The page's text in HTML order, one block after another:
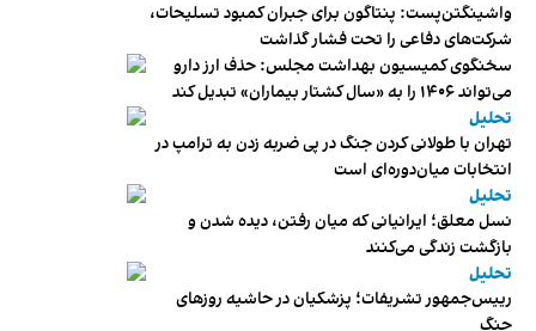
واشینگتن‌پست: پنتاگون برای جبران کمبود تسلیحات،
شرکت‌های دفاعی را تحت فشار گذاشت
سخنگوی کمیسیون بهداشت مجلس: حذف ارز دارو
می‌تواند ۱۴۰۶ را به «سال کشتار بیماران» تبدیل کند
تحلیل
تهران با طولانی کردن جنگ در پی ضربه زدن به ترامپ در
انتخابات میان‌دوره‌ای است
تحلیل
نسل معلق؛ ایرانیانی که میان رفتن، دیده شدن و
بازگشت زندگی می‌کنند
تحلیل
رییس‌جمهور تشریفات؛ پزشکیان در حاشیه روزهای
جنگ